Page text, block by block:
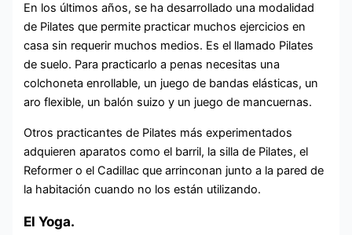
En los últimos años, se ha desarrollado una modalidad
de Pilates que permite practicar muchos ejercicios en
casa sin requerir muchos medios. Es el llamado Pilates
de suelo. Para practicarlo a penas necesitas una
colchoneta enrollable, un juego de bandas elásticas, un
aro flexible, un balón suizo y un juego de mancuernas.
Otros practicantes de Pilates más experimentados
adquieren aparatos como el barril, la silla de Pilates, el
Reformer o el Cadillac que arrinconan junto a la pared de
la habitación cuando no los están utilizando.
El Yoga.